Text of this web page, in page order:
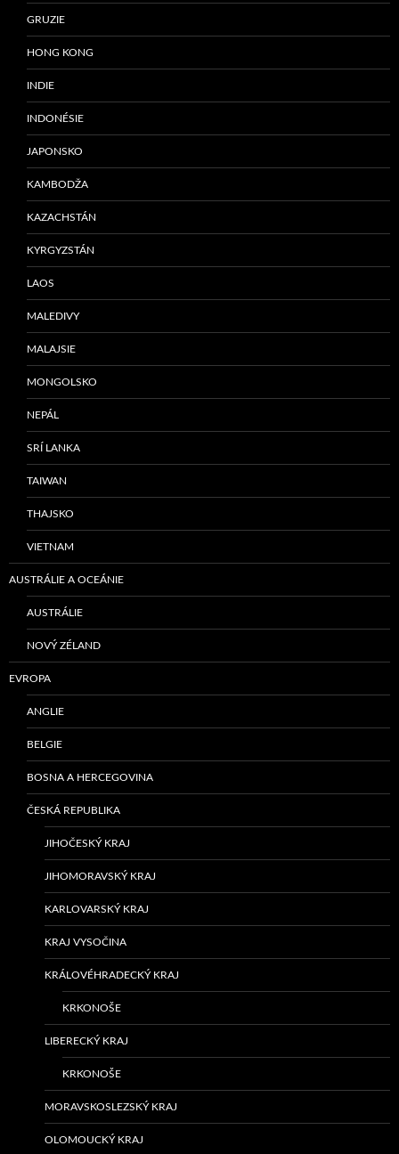
GRUZIE
HONG KONG
INDIE
INDONÉSIE
JAPONSKO
KAMBODŽA
KAZACHSTÁN
KYRGYZSTÁN
LAOS
MALEDIVY
MALAJSIE
MONGOLSKO
NEPÁL
SRÍ LANKA
TAIWAN
THAJSKO
VIETNAM
AUSTRÁLIE A OCEÁNIE
AUSTRÁLIE
NOVÝ ZÉLAND
EVROPA
ANGLIE
BELGIE
BOSNA A HERCEGOVINA
ČESKÁ REPUBLIKA
JIHOČESKÝ KRAJ
JIHOMORAVSKÝ KRAJ
KARLOVARSKÝ KRAJ
KRAJ VYSOČINA
KRÁLOVÉHRADECKÝ KRAJ
KRKONOŠE
LIBERECKÝ KRAJ
KRKONOŠE
MORAVSKOSLEZSKÝ KRAJ
OLOMOUCKÝ KRAJ